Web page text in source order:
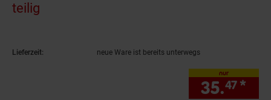
teilig
Lieferzeit: neue Ware ist bereits unterwegs
nur
35.47 *